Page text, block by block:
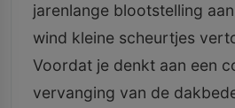
jarenlange blootstelling
wind kleine scheurtjes
Voordat je denkt aan een
vervanging van de